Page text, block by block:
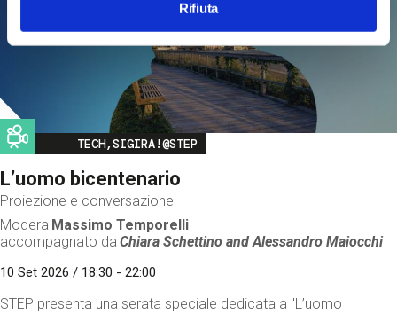
Rifiuta
Image
TECH,SIGIRA!@STEP
L’uomo bicentenario
Proiezione e conversazione
Modera Massimo Temporelli
accompagnato da Chiara Schettino andAlessandro Maiocchi
10 Set 2026 / 18:30 - 22:00
STEP presenta una serata speciale dedicata a "L’uomo